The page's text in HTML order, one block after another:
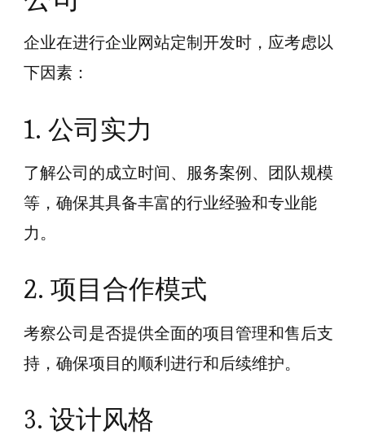
企业在进行企业网站定制开发时，应考虑以
下因素：
1. 公司实力
了解公司的成立时间、服务案例、团队规模
等，确保其具备丰富的行业经验和专业能
力。
2. 项目合作模式
考察公司是否提供全面的项目管理和售后支
持，确保项目的顺利进行和后续维护。
3. 设计风格